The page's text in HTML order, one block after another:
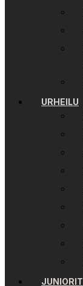
URHEILU
JUNIORIT